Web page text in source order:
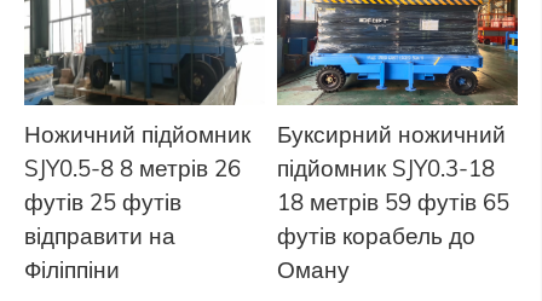
Ножичний підйомник
SJY0.5-8 8 метрів 26
футів 25 футів
відправити на
Філіппіни
Буксирний ножичний
підйомник SJY0.3-18
18 метрів 59 футів 65
футів корабель до
Оману